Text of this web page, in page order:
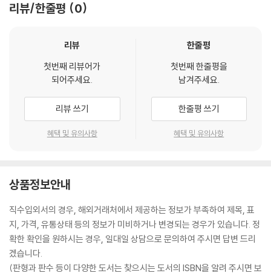
리뷰/한줄평 0
리뷰
첫번째 리뷰어가
되어주세요.
리뷰 쓰기
혜택 및 유의사항
한줄평
첫번째 한줄평을
남겨주세요.
한줄평 쓰기
혜택 및 유의사항
상품정보안내
직수입외서의 경우, 해외거래처에서 제공하는 정보가 부족하여 제목, 표
지, 가격, 유통상태 등의 정보가 미비하거나 변경되는 경우가 있습니다. 정
확한 확인을 원하시는 경우, 일대일 상담으로 문의하여 주시면 답변 드리
겠습니다.
(판형과 판수 등이 다양한 도서는 찾으시는 도서의 ISBN을 알려 주시면 보